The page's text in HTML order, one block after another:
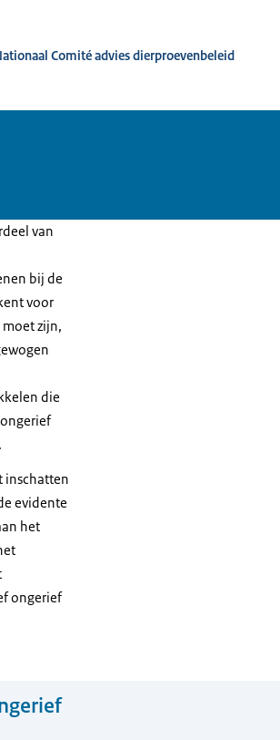
Comité advies dierproevenbeleid
van
bij de
voor
zijn,
die
inschatten
evidente
het
ongerief